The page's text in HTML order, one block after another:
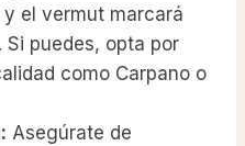
el vermut marcará
puedes, opta por
como Carpano o
Asegúrate de